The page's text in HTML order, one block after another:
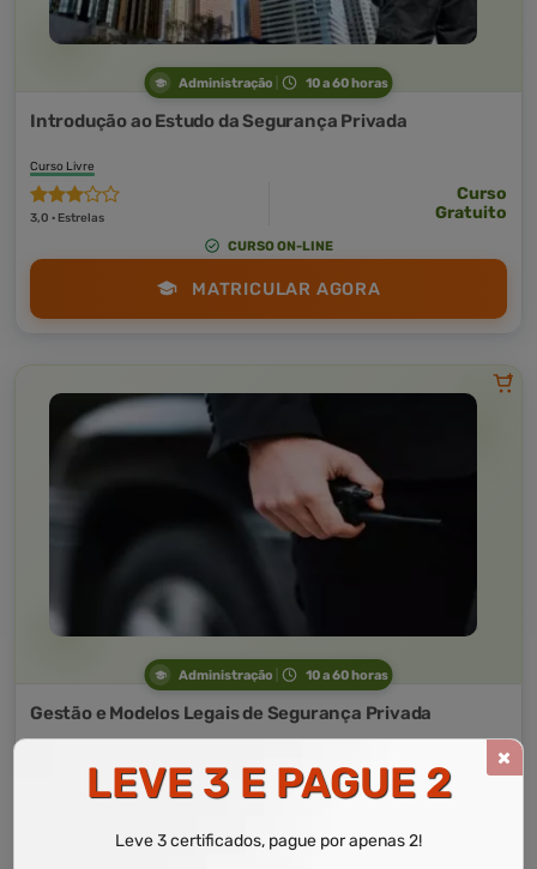
Administração 10 a 60 horas
Introdução ao Estudo da Segurança Privada
Curso Livre
3,0 · Estrelas
Curso
Gratuito
CURSO ON-LINE
MATRICULAR AGORA
Administração 10 a 60 horas
Gestão e Modelos Legais de Segurança Privada
Gratuito
CURSO ON-LINE
LEVE 3 E PAGUE 2
Leve 3 certificados, pague por apenas 2!